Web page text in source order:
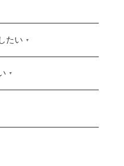
たい